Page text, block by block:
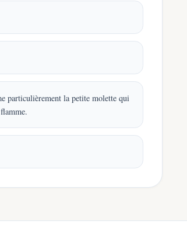
particulièrement la petite molette qui